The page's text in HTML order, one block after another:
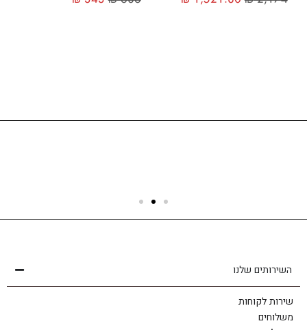
שירות לקוחות
השירותים שלנו
שירות לקוחות
משלוחים